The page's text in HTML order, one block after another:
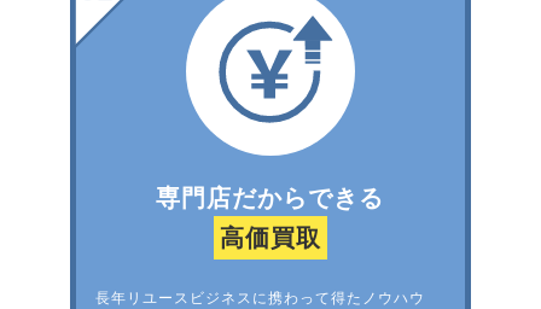
専門店だからできる
高価買取
長年リユースビジネスに携わって得たノウハウ